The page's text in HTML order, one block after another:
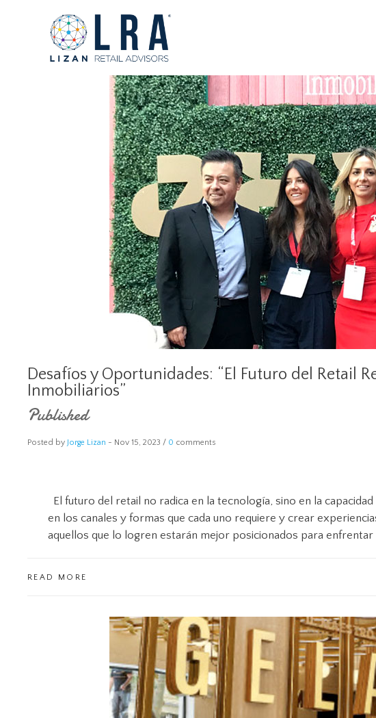
Desafíos y Oportunidades: “El Futuro del Retail
Inmobiliarios”
Published
Posted by Jorge Lizan - Nov 15, 2023 / 0 comments
El futuro del retail no radica en la tecnología, sino en la
en los canales y formas que cada uno requiere y crear
aquellos que lo logren estarán mejor posicionados para enfrentar
READ MORE